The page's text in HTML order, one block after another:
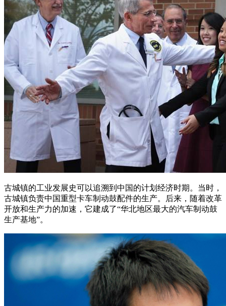
古城镇的工业发展史可以追溯到中国的计划经济时期。当时，
古城镇负责中国重型卡车制动鼓配件的生产。后来，随着改革
开放和生产力的加速，它建成了“华北地区最大的汽车制动鼓
生产基地”。